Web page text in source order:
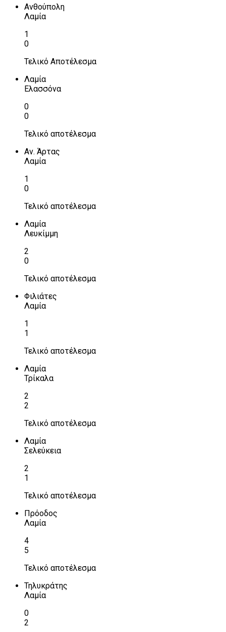
Ανθούπολη
Λαμία
1
0
Τελικό Αποτέλεσμα
Λαμία
Ελασσόνα
0
0
Τελικό αποτέλεσμα
Αν. Άρτας
Λαμία
1
0
Τελικό αποτέλεσμα
Λαμία
Λευκίμμη
2
0
Τελικό αποτέλεσμα
Φιλιάτες
Λαμία
1
1
Τελικό αποτέλεσμα
Λαμία
Τρίκαλα
2
2
Τελικό αποτέλεσμα
Λαμία
Σελεύκεια
2
1
Τελικό αποτέλεσμα
Πρόοδος
Λαμία
4
5
Τελικό αποτέλεσμα
Τηλυκράτης
Λαμία
0
2